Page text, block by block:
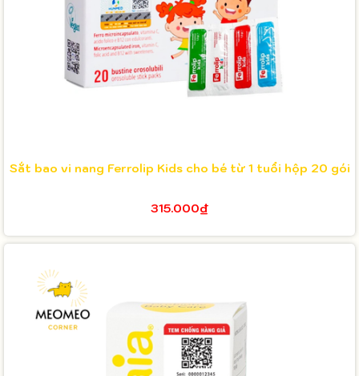
Sắt bao vi nang Ferrolip Kids cho bé từ 1 tuổi hộp 20 gói
315.000₫